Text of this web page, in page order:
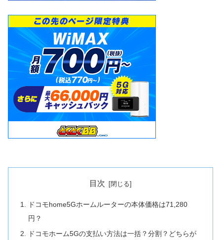
目次
ドコモhome5Gホームルーターの本体価格は71,280
円？
ドコモホーム5Gの支払い方法は一括？分割？どちらが